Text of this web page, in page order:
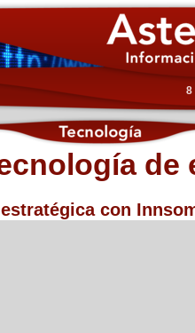
8
de
con